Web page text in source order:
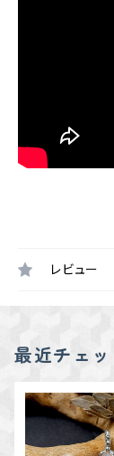
レビュー
最近チェ